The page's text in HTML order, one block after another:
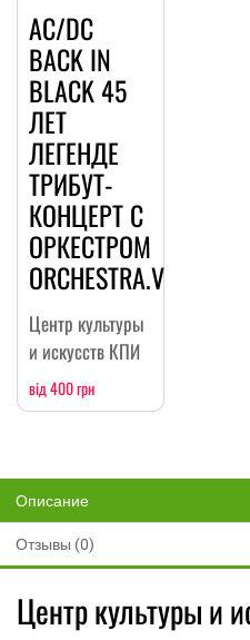
AC/DC
BACK IN
BLACK 45
ЛЕТ
ЛЕГЕНДЕ
ТРИБУТ-
КОНЦЕРТ С
ОРКЕСТРОМ
ORCHESTRA.VS
Центр культуры
и искусств КПИ
від 400 грн
Описание
Отзывы (0)
Центр культуры и